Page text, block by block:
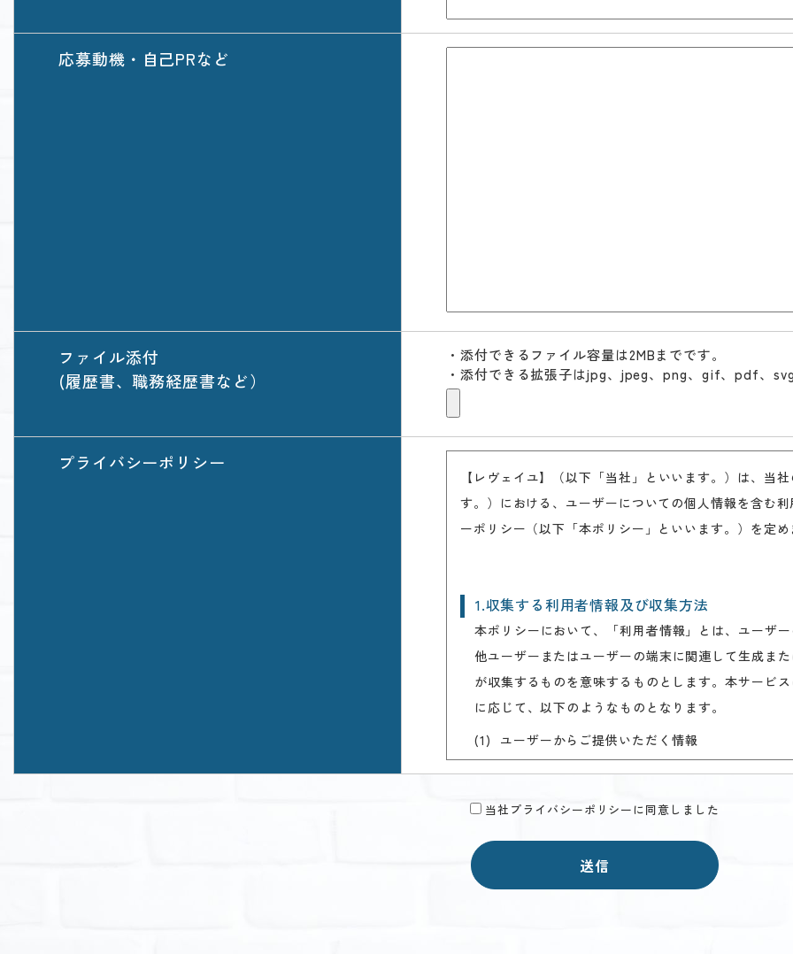
応募動機・自己PRなど
ファイル添付
(履歴書、職務経歴書など）
・ 添付できるファイル容量は2MBまでです。
・ 添付できる拡張子はjpg、jpeg、png、gif、pdf、
プライバシーポリシー
【レヴェイユ】（以下「当社」といいます。）は、当
す。）における、ユーザーについての個人情報を含む
ーポリシー（以下「本ポリシー」といいます。）を定
1.収集する利用者情報及び収集方法
本ポリシーにおいて、「利用者情報」とは、ユーザ
他ユーザーまたはユーザーの端末に関連して生成ま
が収集するものを意味するものとします。本サービ
に応じて、以下のようなものとなります。
(1) ユーザーからご提供いただく情報
本サービスを利用するために、または本サービス
・ メールアドレス、電話番号、住所等連絡先に関す
・ クレジットカード情報、銀行口座情報、電子マ
当社プライバシーポリシーに同意しました
送信